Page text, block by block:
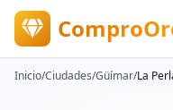
Inicio/Ciudades/Güímar/La